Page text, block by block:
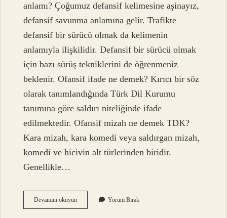
anlamı? Çoğumuz defansif kelimesine aşinayız,
defansif savunma anlamına gelir. Trafikte
defansif bir sürücü olmak da kelimenin
anlamıyla ilişkilidir. Defansif bir sürücü olmak
için bazı sürüş tekniklerini de öğrenmeniz
beklenir. Ofansif ifade ne demek? Kırıcı bir söz
olarak tanımlandığında Türk Dil Kurumu
tanımına göre saldırı niteliğinde ifade
edilmektedir. Ofansif mizah ne demek TDK?
Kara mizah, kara komedi veya saldırgan mizah,
komedi ve hicivin alt türlerinden biridir.
Genellikle…
Devamını okuyunOfansif
Türkçe
Yorum Bırak